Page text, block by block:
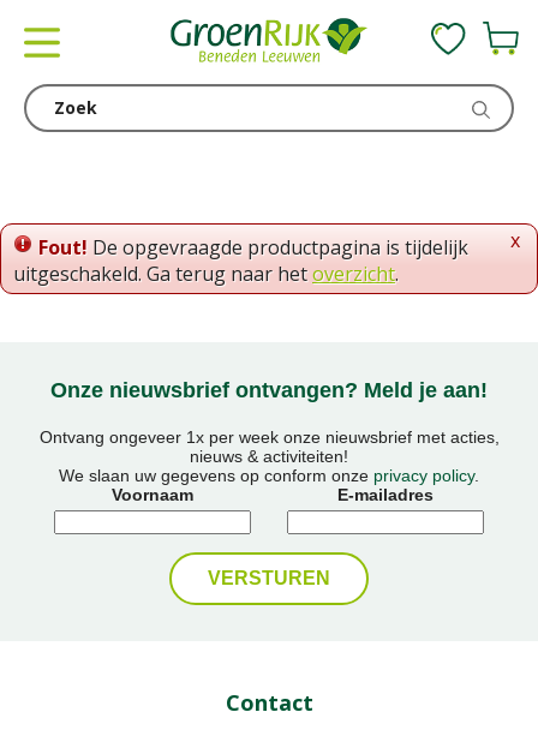
o
e
x
Fout! De opgevraagde productpagina is tijdelijk
uitgeschakeld. Ga terug naar hetoverzicht.
Onze nieuwsbrief ontvangen? Meld je aan!
Ontvang ongeveer 1x per week onze nieuwsbrief met acties,
nieuws & activiteiten!
We slaan uw gegevens op conform onze privacy policy.
Voornaam
E-mailadres
Contact